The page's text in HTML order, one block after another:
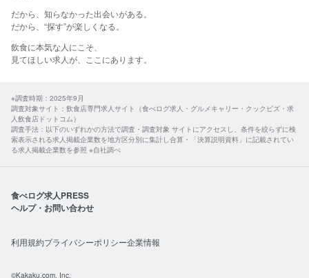
だから、​知らなかった​出会いが​ある。
​だから、​“探す”が​楽しくなる。​
飲食に​本気な​人に​こそ、​
見て​ほしい​求人が、​ここに​あります。​
※調査時期：2025年9月
調査対象サイト：飲食店専門求人サイト（食べログ求人・グルメキャリー・クックビズ・求
人飲食店ドットコム）
調査手法：以下のいずれかの方法で調査・調査対象 サイトにアクセスし、条件を絞らずに検
索表示される求人掲載企業数を地方区分別に集計し合算・「決算説明資料」に記載されてい
る求人掲載企業数を参照 ※自社調べ
食べログ求人PRESS
ヘルプ・お問い合わせ
利用規約プライバシーポリシー企業情報
©Kakaku.com, Inc.